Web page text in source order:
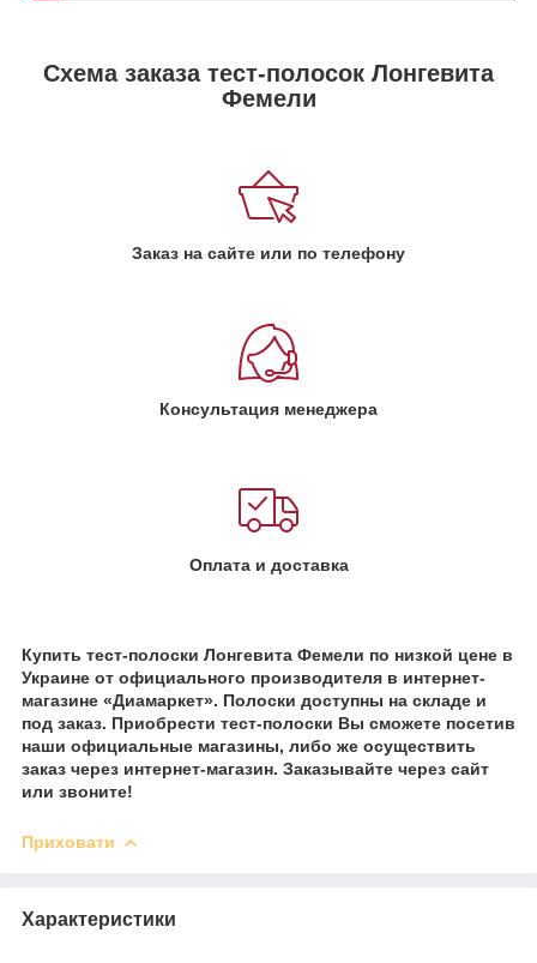
Схема заказа тест-полосок Лонгевита
Фемели
Заказ на сайте или по телефону
Консультация менеджера
Оплата и доставка
Купить тест-полоски Лонгевита Фемели по низкой цене в
Украине от официального производителя в интернет-
магазине «Диамаркет». Полоски доступны на складе и
под заказ. Приобрести тест-полоски Вы сможете посетив
наши официальные магазины, либо же осуществить
заказ через интернет-магазин. Заказывайте через сайт
или звоните!
Приховати
Характеристики